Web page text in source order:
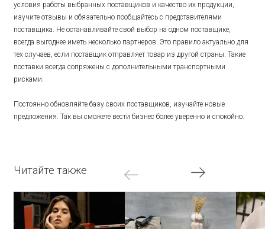
условия работы выбранных поставщиков и качество их продукции,
изучите отзывы и обязательно пообщайтесь с представителями
поставщика. Не останавливайте свой выбор на одном поставщике,
всегда выгоднее иметь несколько партнеров. Это правило актуально для
тех случаев, если поставщик отправляет товар из другой страны. Такие
поставки всегда сопряжены с дополнительными транспортными
рисками.
Постоянно обновляйте базу своих поставщиков, изучайте новые
предложения. Так вы сможете вести бизнес более уверенно и спокойно.
Читайте также